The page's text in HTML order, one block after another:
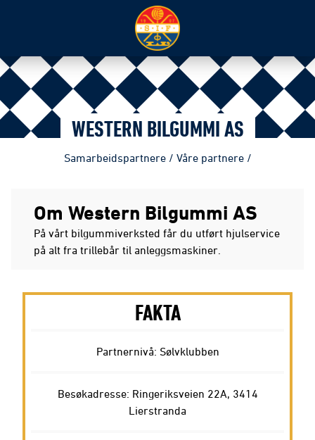
WESTERN BILGUMMI AS
Samarbeidspartnere / Våre partnere /
Om Western Bilgummi AS
På vårt bilgummiverksted får du utført hjulservice
på alt fra trillebår til anleggsmaskiner.
FAKTA
Partnernivå: Sølvklubben
Besøkadresse: Ringeriksveien 22A, 3414
Lierstranda